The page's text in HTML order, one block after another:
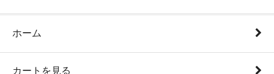
ホーム
カートを見る